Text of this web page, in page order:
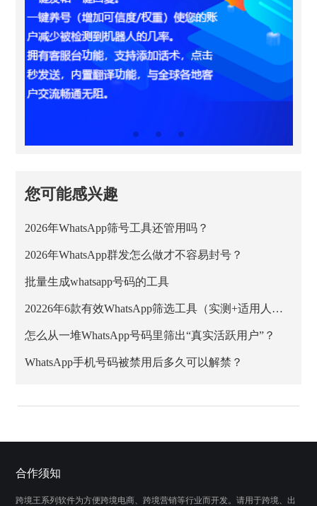
您可能感兴趣
2026年WhatsApp筛号工具还管用吗？
2026年WhatsApp群发怎么做才不容易封号？
批量生成whatsapp号码的工具
20226年6款有效WhatsApp筛选工具（实测+适用人群）
怎么从一堆WhatsApp号码里筛出“真实活跃用户”？
WhatsApp手机号码被禁用后多久可以解禁？
合作须知
跨境王系列软件为方便跨境电商、跨境营销等行业而开发。请用于跨境、出